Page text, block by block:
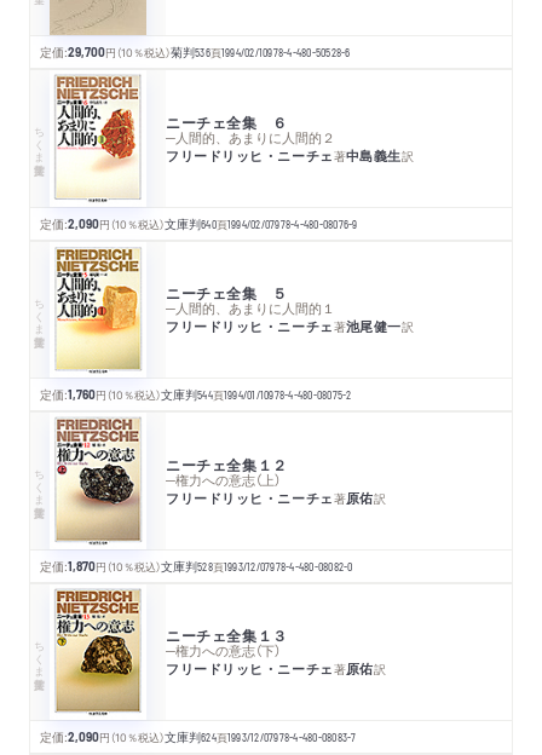
定価:29,700円 （10％税込）菊判536頁1994/02/10978-4-480-50528-6
ちくま学芸文庫 ニーチェ全集 ６
─人間的、あまりに人間的２
フリードリッヒ・ニーチェ著中島義生訳
定価:2,090円 （10％税込）文庫判640頁1994/02/07978-4-480-08076-9
ちくま学芸文庫 ニーチェ全集 ５
─人間的、あまりに人間的１
フリードリッヒ・ニーチェ著池尾健一訳
定価:1,760円 （10％税込）文庫判544頁1994/01/10978-4-480-08075-2
ちくま学芸文庫 ニーチェ全集１２
─権力への意志（上）
フリードリッヒ・ニーチェ著原佑訳
定価:1,870円 （10％税込）文庫判528頁1993/12/07978-4-480-08082-0
ちくま学芸文庫 ニーチェ全集１３
─権力への意志（下）
フリードリッヒ・ニーチェ著原佑訳
定価:2,090円 （10％税込）文庫判624頁1993/12/07978-4-480-08083-7